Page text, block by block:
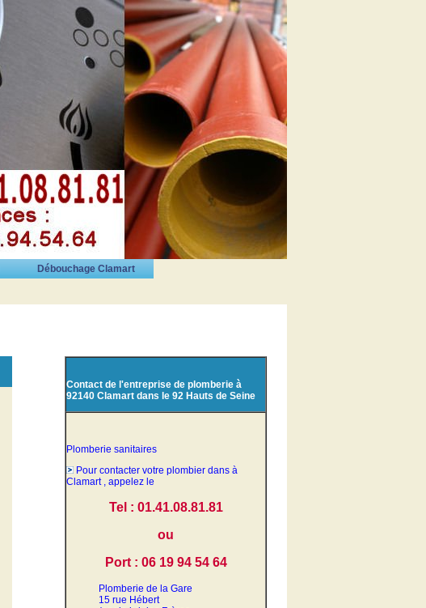
Contact de l'entreprise de plomberie à
92140 Clamart dans le 92 Hauts de Seine
Plomberie sanitaires
Pour contacter votre plombier dans à
Clamart , appelez le
Tel : 01.41.08.81.81
ou
Port : 06 19 94 54 64
Plomberie de la Gare
15 rue Hébert
Débouchage Clamart